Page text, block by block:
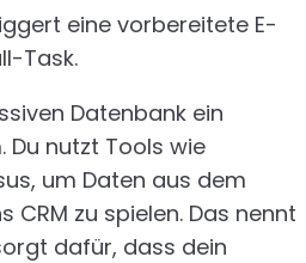
eine vorbereitete E-
Task.
Datenbank ein
Du nutzt Tools wie
um Daten aus dem
CRM zu spielen. Das nennt
dafür, dass dein